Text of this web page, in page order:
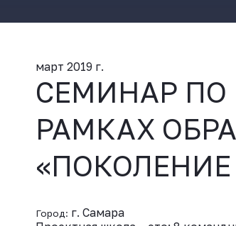
март 2019 г.
СЕМИНАР ПО
РАМКАХ
Город: г. Самара